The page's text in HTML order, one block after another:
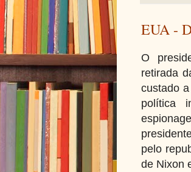
EUA -
O
retirada
custado
política
pelo
de Nixon